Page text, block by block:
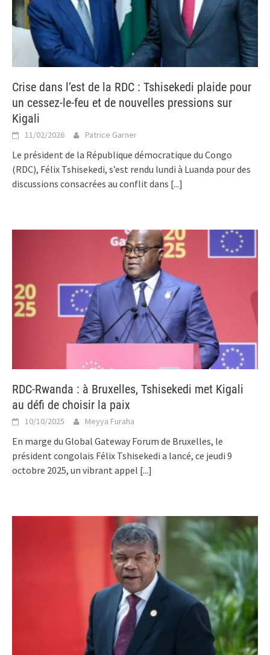
Crise dans l’est de la RDC : Tshisekedi plaide pour
un cessez-le-feu et de nouvelles pressions sur
Kigali
11/02/2026 Patrice Garner
Le président de la République démocratique du Congo
(RDC), Félix Tshisekedi, s’est rendu lundi à Luanda pour des
discussions consacrées au conflit dans [...]
RDC-Rwanda : à Bruxelles, Tshisekedi met Kigali
au défi de choisir la paix
10/10/2025 Meyya Furaha
En marge du Global Gateway Forum de Bruxelles, le
président congolais Félix Tshisekedi a lancé, ce jeudi 9
octobre 2025, un vibrant appel [...]